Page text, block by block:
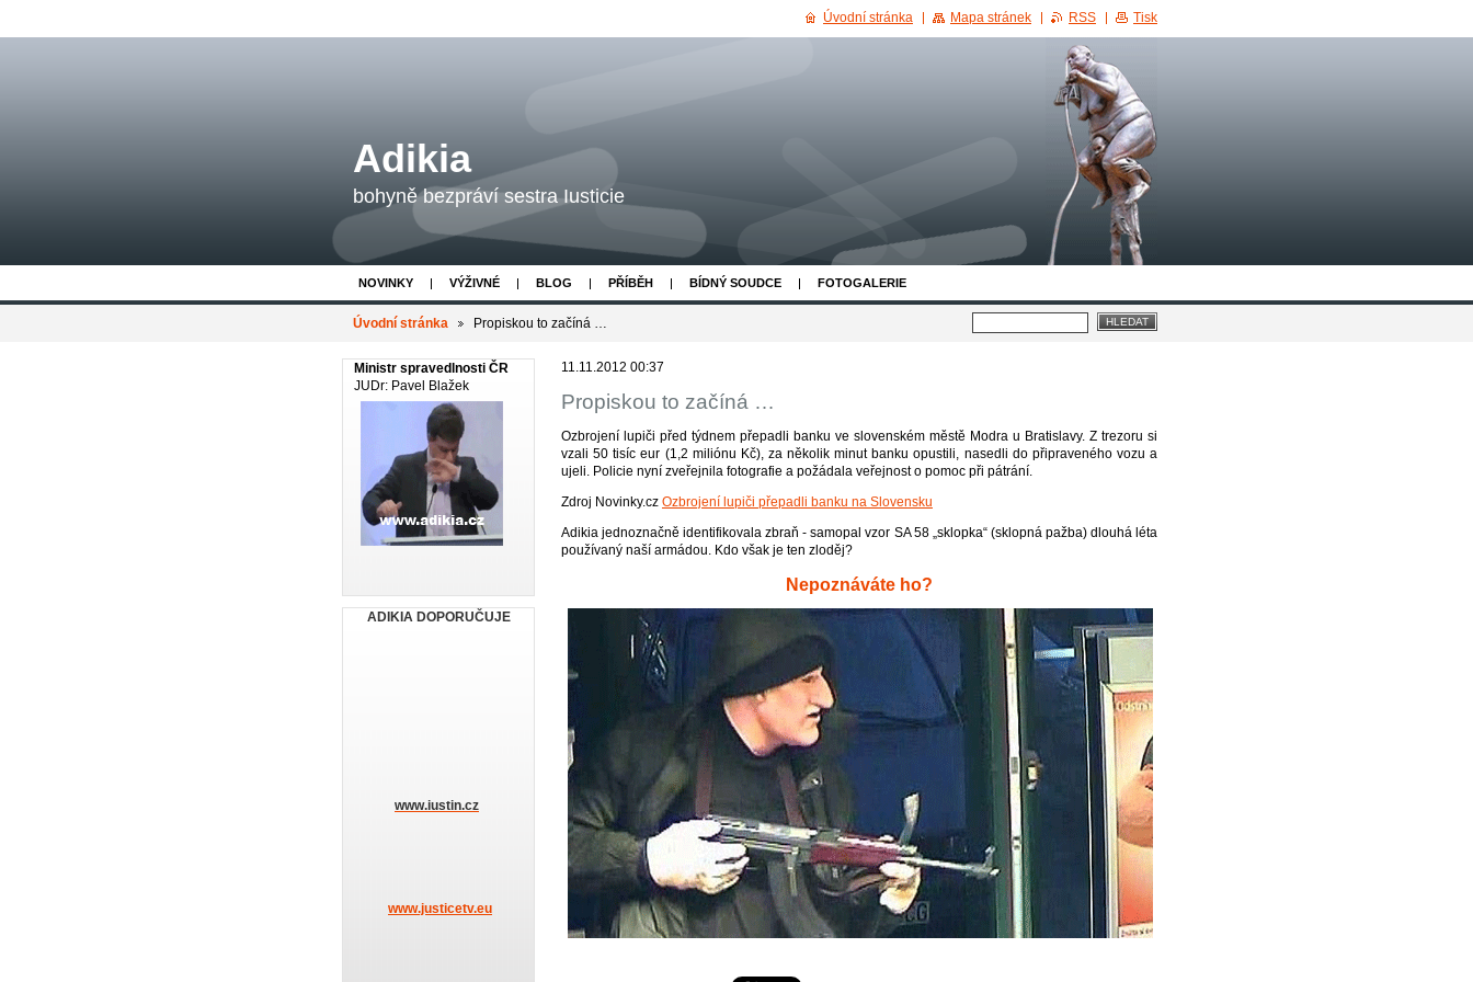
Adikia
bohyně bezpráví sestra Iusticie
NOVINKY VÝŽIVNÉ BLOG PŘÍBĚH BÍDNÝ SOUDCE FOTOGALERIE
Úvodní stránka Propiskou to začíná …
11.11.2012 00:37
Propiskou to začíná …
Ozbrojení lupiči před týdnem přepadli banku ve slovenském městě Modra u Bratislavy. Z trezoru si
vzali 50 tisíc eur (1,2 miliónu Kč), za několik minut banku opustili, nasedli do připraveného vozu a
ujeli. Policie nyní zveřejnila fotografie a požádala veřejnost o pomoc při pátrání.
Zdroj Novinky.cz Ozbrojení lupiči přepadli banku na Slovensku
Adikia jednoznačně identifikovala zbraň - samopal vzor SA 58 „sklopka“ (sklopná pažba) dlouhá léta
používaný naší armádou. Kdo však je ten zloděj?
Nepoznáváte ho?
Ministr spravedlnosti ČR
JUDr: Pavel Blažek
ADIKIA DOPORUČUJE
www.iustin.cz
www.justicetv.eu
Úvodní stránka Mapa stránek RSS Tisk